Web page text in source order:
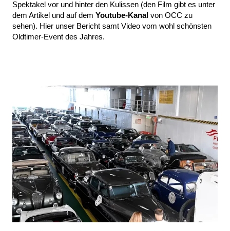
Spektakel vor und hinter den Kulissen (den Film gibt es unter
dem Artikel und auf dem Youtube-Kanal von OCC zu
sehen). Hier unser Bericht samt Video vom wohl schönsten
Oldtimer-Event des Jahres.